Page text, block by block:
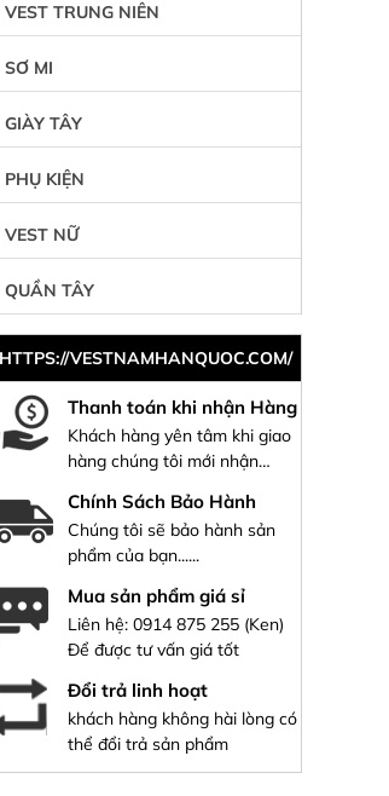
VEST TRUNG NIÊN
SƠ MI
GIÀY TÂY
PHỤ KIỆN
VEST NỮ
QUẦN TÂY
HTTPS://VESTNAMHANQUOC.COM/
Thanh toán khi nhận Hàng
Khách hàng yên tâm khi giao
hàng chúng tôi mới nhận
Chính Sách Bảo Hành
Chúng tôi sẽ bảo hành sản
phẩm của bạn......
Mua sản phẩm giá sỉ
Liên hệ: 0914 875 255 (Ken)
Để được tư vấn giá tốt
Đổi trả linh hoạt
khách hàng không hài lòng có
thể đổi trả sản phẩm